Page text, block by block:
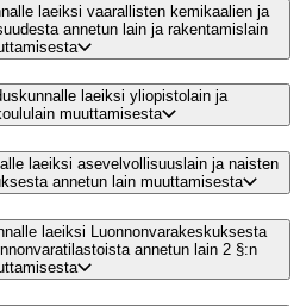
laeiksi vaarallisten kemikaalien ja
annetun lain ja rakentamislain
laeiksi yliopistolain ja
muuttamisesta
laeiksi asevelvollisuuslain ja naisten
annetun lain muuttamisesta
laeiksi Luonnonvarakeskuksesta
annetun lain 2 §:n